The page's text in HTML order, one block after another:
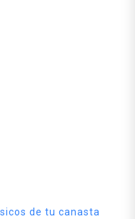
de tu canasta